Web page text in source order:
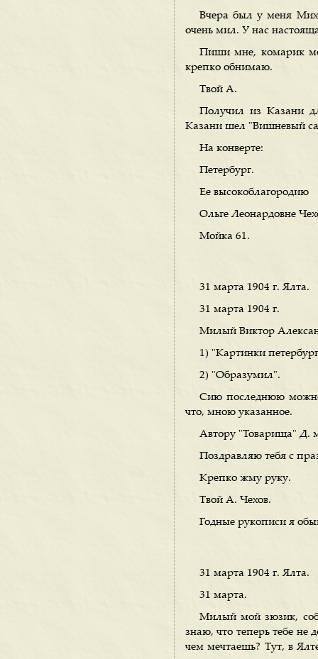
Вчера был у меня
очень мил. У нас
Пиши мне, комарик
крепко обнимаю.
Твой А.
Получил из Казани
Казани шел "Вишневый
На конверте:
Петербург.
Ее высокоблагородию
Ольге Леонардовне
Мойка 61.
31 марта 1904 г. Ялта.
31 марта 1904 г.
Милый Виктор
1) "Картинки
2) "Образумил".
Сию последнюю можно
что, мною указанное.
Автору "Товарища" Д.
Поздравляю тебя с
Крепко жму руку.
Твой А. Чехов.
Годные рукописи я
31 марта 1904 г. Ялта.
31 марта.
Милый мой зюзик,
знаю, что теперь тебе не
чем мечтаешь? Тут, в